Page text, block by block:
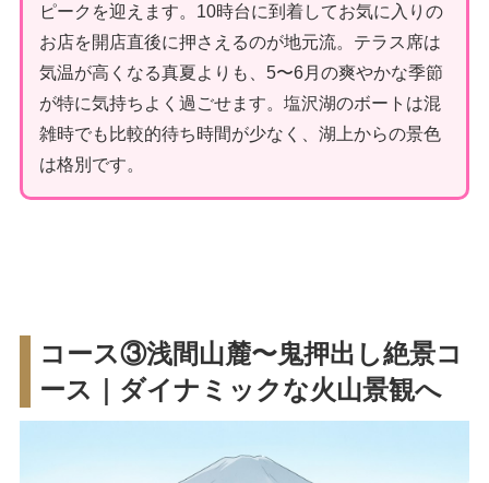
ピークを迎えます。10時台に到着してお気に入りの
お店を開店直後に押さえるのが地元流。テラス席は
気温が高くなる真夏よりも、5〜6月の爽やかな季節
が特に気持ちよく過ごせます。塩沢湖のボートは混
雑時でも比較的待ち時間が少なく、湖上からの景色
は格別です。
コース③浅間山麓〜鬼押出し絶景コ
ース｜ダイナミックな火山景観へ